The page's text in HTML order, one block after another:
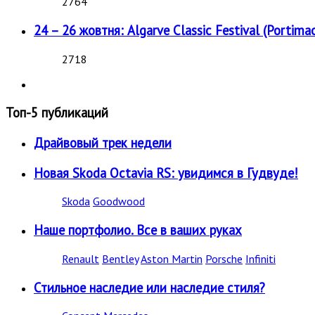
24 – 26 жовтня: Algarve Classic Festival
2718
Топ-5 публикаций
Драйвовый трек недели
Новая Skoda Octavia RS: увидимся в Гудвуде!
Skoda Goodwood
Наше портфолио. Все в ваших руках
Renault BentleyAston Martin Porsche Infiniti
Стильное наследие или наследие стиля?